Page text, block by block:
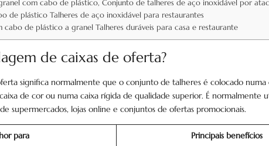
com cabo de plástico, Conjunto de talheres de aço inoxidável por
de plástico Talheres de aço inoxidável para restaurantes
de plástico a granel Talheres duráveis para casa e restaurante
de caixas de oferta?
significa normalmente que o conjunto de talheres é colocado numa
de cor ou numa caixa rígida de qualidade superior. É normalmente
supermercados, lojas online e conjuntos de ofertas promocionais.
para Principais benefícios